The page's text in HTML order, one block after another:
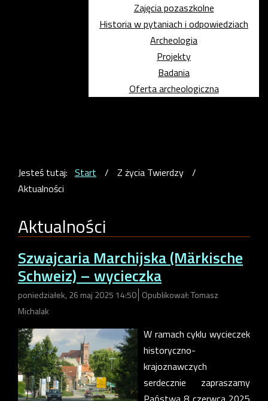
Zajęcia pozaszkolne
Historia w pytaniach i odpowiedziach
Archeologia
Projekty
Badania
Oferta archeologiczna
Jesteś tutaj: Start / Z życia Twierdzy /
Aktualności
Aktualności
Szwajcaria Marchijska (Märkische
Schweiz) – wycieczka
poniedziałek, 26 maj 2025 14:50 Opublikował: Tomasz
Michalak
W ramach cyklu wycieczek
historyczno-
krajoznawczych
serdecznie zapraszamy